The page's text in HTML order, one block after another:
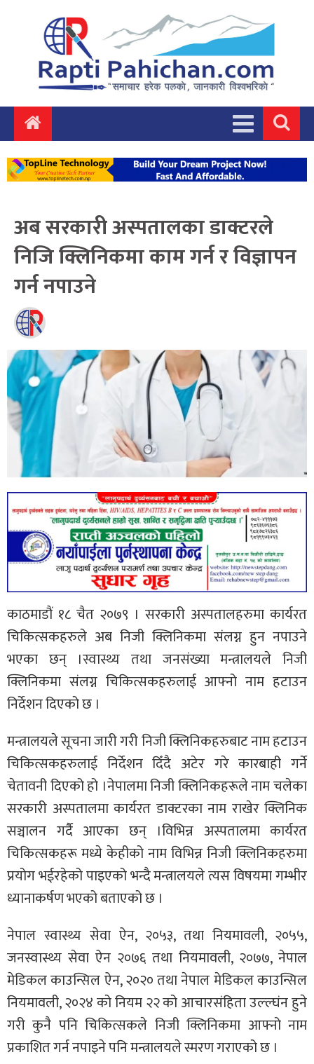
अब सरकारी अस्पतालका डाक्टरले
निजि क्लिनिकमा काम गर्न र विज्ञापन
गर्न नपाउने
काठमाडौं १८ चैत २०७९ । सरकारी अस्पतालहरुमा कार्यरत
चिकित्सकहरुले अब निजी क्लिनिकमा संलग्न हुन नपाउने
भएका छन् ।स्वास्थ्य तथा जनसंख्या मन्त्रालयले निजी
क्लिनिकमा संलग्न चिकित्सकहरुलाई आफ्नो नाम हटाउन
निर्देशन दिएको छ ।
मन्त्रालयले सूचना जारी गरी निजी क्लिनिकहरुबाट नाम हटाउन
चिकित्सकहरुलाई निर्देशन दिँदै अटेर गरे कारबाही गर्ने
चेतावनी दिएको हो ।नेपालमा निजी क्लिनिकहरूले नाम चलेका
सरकारी अस्पतालमा कार्यरत डाक्टरका नाम राखेर क्लिनिक
सञ्चालन गर्दै आएका छन् ।विभिन्न अस्पतालमा कार्यरत
चिकित्सकहरू मध्ये केहीको नाम विभिन्न निजी क्लिनिकहरुमा
प्रयोग भईरहेको पाइएको भन्दै मन्त्रालयले त्यस विषयमा गम्भीर
ध्यानाकर्षण भएको बताएको छ ।
नेपाल स्वास्थ्य सेवा ऐन, २०५३, तथा नियमावली, २०५५,
जनस्वास्थ्य सेवा ऐन २०७६ तथा नियमावली, २०७७, नेपाल
मेडिकल काउन्सिल ऐन, २०२० तथा नेपाल मेडिकल काउन्सिल
नियमावली, २०२४ को नियम २२ को आचारसंहिता उल्ल्घंन हुने
गरी कुनै पनि चिकित्सकले निजी क्लिनिकमा आफ्नो नाम
प्रकाशित गर्न नपाइने पनि मन्त्रालयले स्मरण गराएको छ ।